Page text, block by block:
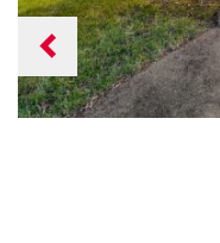
Previous
slide